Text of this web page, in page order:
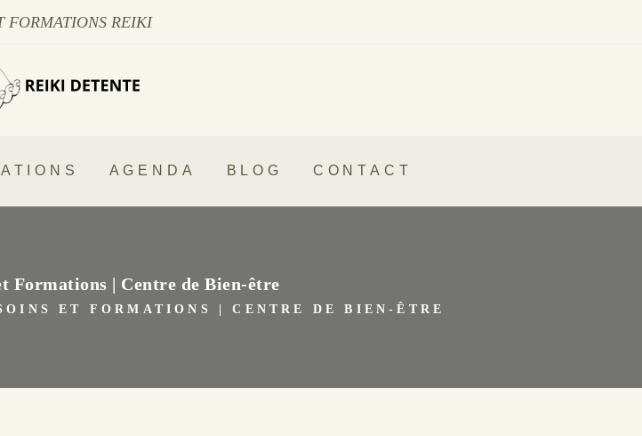
FORMATIONS REIKI
AGENDA BLOG CONTACT
Formations | Centre de Bien-être
ET FORMATIONS | CENTRE DE BIEN-ÊTRE